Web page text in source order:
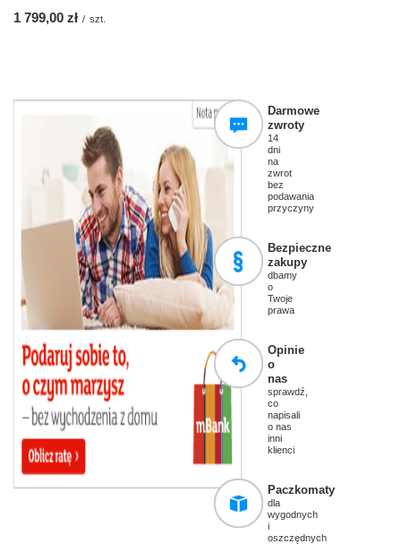
1 799,00 zł / szt.
Darmowe
zwroty
14
dni
na
zwrot
bez
podawania
przyczyny
Bezpieczne
zakupy
dbamy
o
Twoje
prawa
Opinie
o
nas
sprawdź,
co
napisali
o nas
inni
klienci
Paczkomaty
dla
wygodnych
i
oszczędnych